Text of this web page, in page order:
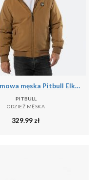
Kurtka zimowa męska Pitbull Elkwood 3 Sherpa Hooded
PITBULL
ODZIEŻ MĘSKA
329.99 zł